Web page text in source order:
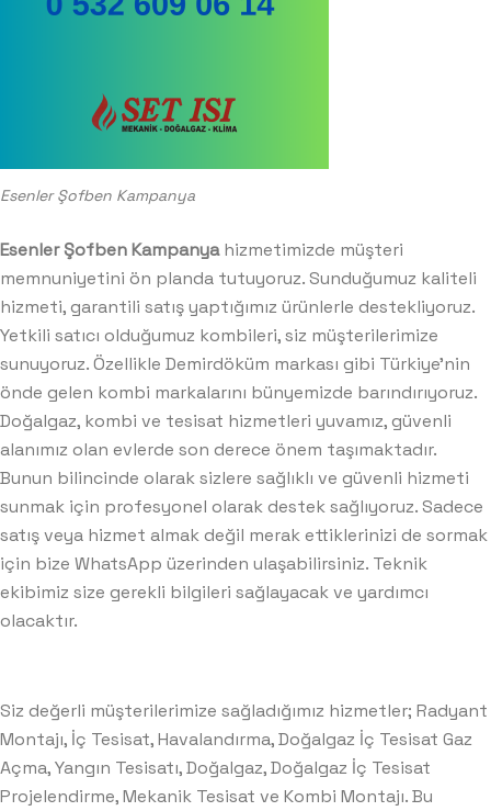
Esenler Şofben Kampanya
Esenler Şofben Kampanyahizmetimizde müşteri
memnuniyetini ön planda tutuyoruz. Sunduğumuz kaliteli
hizmeti, garantili satış yaptığımız ürünlerle destekliyoruz.
Yetkili satıcı olduğumuz kombileri, siz müşterilerimize
sunuyoruz. Özellikle Demirdöküm markası gibi Türkiye’nin
önde gelen kombi markalarını bünyemizde barındırıyoruz.
Doğalgaz, kombi ve tesisat hizmetleri yuvamız, güvenli
alanımız olan evlerde son derece önem taşımaktadır.
Bunun bilincinde olarak sizlere sağlıklı ve güvenli hizmeti
sunmak için profesyonel olarak destek sağlıyoruz. Sadece
satış veya hizmet almak değil merak ettiklerinizi de sormak
için bize WhatsApp üzerinden ulaşabilirsiniz. Teknik
ekibimiz size gerekli bilgileri sağlayacak ve yardımcı
olacaktır.
Siz değerli müşterilerimize sağladığımız hizmetler; Radyant
Montajı, İç Tesisat, Havalandırma, Doğalgaz İç Tesisat Gaz
Açma, Yangın Tesisatı, Doğalgaz, Doğalgaz İç Tesisat
Projelendirme, Mekanik Tesisat ve Kombi Montajı. Bu